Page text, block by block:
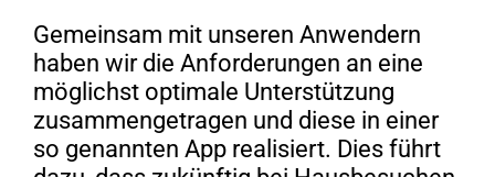
Gemeinsam mit unseren Anwendern
haben wir die Anforderungen an eine
möglichst optimale Unterstützung
zusammengetragen und diese in einer
so genannten App realisiert. Dies führt